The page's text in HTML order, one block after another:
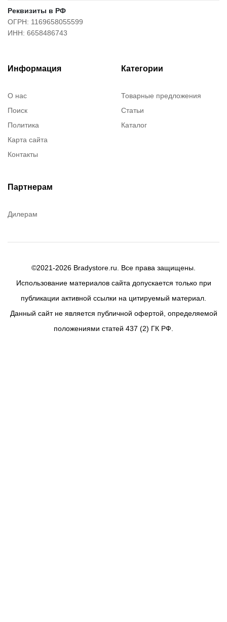
Реквизиты в РФ
ОГРН: 1169658055599
ИНН: 6658486743
Информация
О нас
Поиск
Политика
Карта сайта
Контакты
Категории
Товарные предложения
Статьи
Каталог
Партнерам
Дилерам
©2021-2026 Bradystore.ru. Все права защищены.
Использование материалов сайта допускается только при
публикации активной ссылки на цитируемый материал.
Данный сайт не является публичной офертой, определяемой
положениями статей 437 (2) ГК РФ.